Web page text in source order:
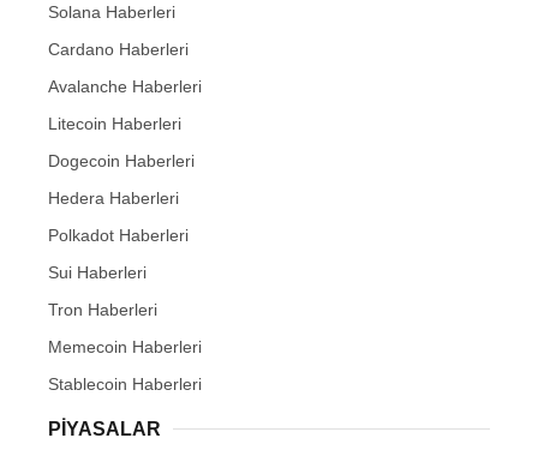
Solana Haberleri
Cardano Haberleri
Avalanche Haberleri
Litecoin Haberleri
Dogecoin Haberleri
Hedera Haberleri
Polkadot Haberleri
Sui Haberleri
Tron Haberleri
Memecoin Haberleri
Stablecoin Haberleri
PIYASALAR